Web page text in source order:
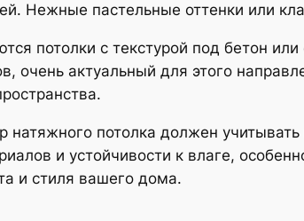
Нежные пастельные оттенки или
потолки с текстурой под бетон
очень актуальный для этого
натяжного потолка должен
и устойчивости к влаге,
и стиля вашего дома.